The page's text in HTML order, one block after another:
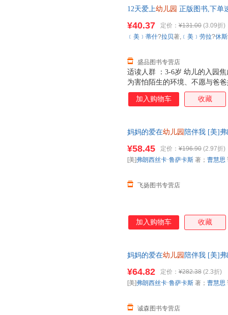
儿园里的生活秩序讲给孩子听
精彩的次一一呈现，告诉孩子
这本书，孩子的焦虑会变为向
12天爱上幼儿园 正版图书,下单
适读人群 ：3-6岁 幼儿的入园
为害怕陌生的环境、不愿与爸
园个月，幼儿园门口充斥着孩
甚至能看到一些妈妈们红着眼
儿园里的生活秩序讲给孩子听
精彩的次一一呈现，告诉孩子
这本书，孩子的焦虑会变为向
¥40.37 定价： ¥131.00 (3.09折)
盛品图书专营店
﹝美﹞蒂什?拉贝著, ﹝美﹞劳拉?休斯
加入购物车 收藏
妈妈的爱在幼儿园 陪伴我 [美]
电子发票！
¥58.45 定价： ¥196.90 (2.97折)
飞扬图书专营店
[美]弗朗西丝卡·鲁萨卡斯 著； 曹慧思
加入购物车 收藏
妈妈的爱在幼儿园 陪伴我 [美]
电子发票。
¥64.82 定价： ¥282.38 (2.3折)
诚森图书专营店
[美]弗朗西丝卡·鲁萨卡斯 著； 曹慧思